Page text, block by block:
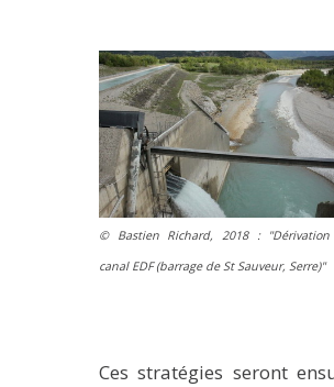
© Bastien Richard, 2018 : "Dérivation
canal EDF (barrage de St Sauveur, Serre)"
Ces stratégies seront